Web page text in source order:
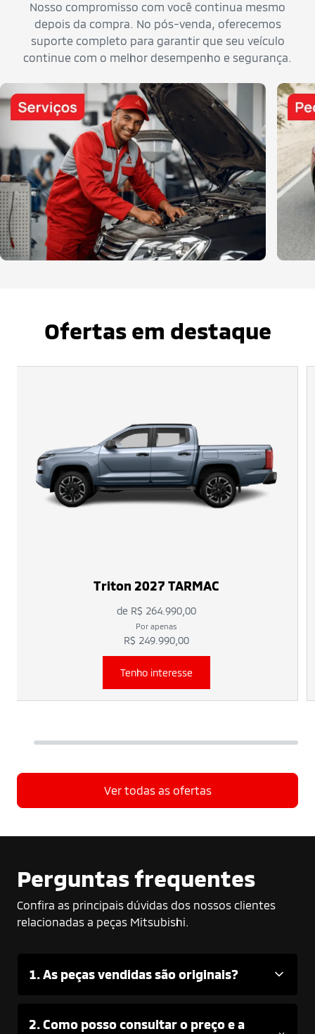
Nosso compromisso com você continua mesmo
depois da compra. No pós-venda, oferecemos
suporte completo para garantir que seu veículo
continue com o melhor desempenho e segurança.
Ofertas em destaque
Triton 2027 TARMAC
de R$ 264.990,00
Por apenas
R$ 249.990,00
Tenho interesse
Ver todas as ofertas
Perguntas frequentes
Confira as principais dúvidas dos nossos clientes
relacionadas a peças Mitsubishi.
1. As peças vendidas são originais?
2. Como posso consultar o preço e a